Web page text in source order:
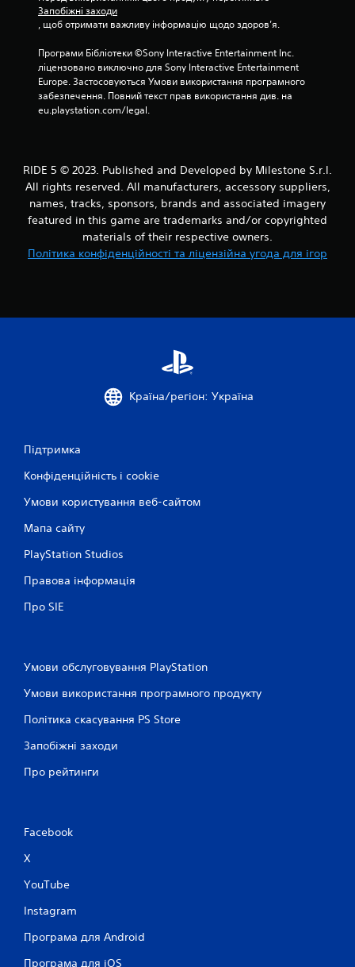
к
Запобіжні заходи
, щоб отримати важливу інформацію щодо здоров’я.
Програми Бібліотеки ©Sony Interactive Entertainment Inc.
ліцензовано виключно для Sony Interactive Entertainment
Europe. Застосовуються Умови використання програмного
забезпечення. Повний текст прав використання див. на
eu.playstation.com/legal.
RIDE 5 © 2023. Published and Developed by Milestone S.r.l.
All rights reserved. All manufacturers, accessory suppliers,
names, tracks, sponsors, brands and associated imagery
featured in this game are trademarks and/or copyrighted
materials of their respective owners.
Політика конфіденційності та ліцензійна угода для ігор
Країна/регіон: Україна
Підтримка
Конфіденційність і cookie
Умови користування веб-сайтом
Мапа сайту
PlayStation Studios
Правова інформація
Про SIE
Умови обслуговування PlayStation
Умови використання програмного продукту
Політика скасування PS Store
Запобіжні заходи
Про рейтинги
Facebook
X
YouTube
Instagram
Програма для Android
Програма для iOS